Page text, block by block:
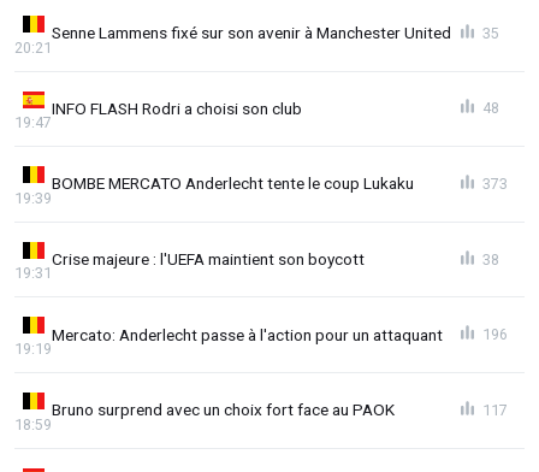
Senne Lammens fixé sur son avenir à Manchester United
20:21
35
INFO FLASH Rodri a choisi son club
19:47
48
BOMBE MERCATO Anderlecht tente le coup Lukaku
19:39
373
Crise majeure : l'UEFA maintient son boycott
19:31
38
Mercato: Anderlecht passe à l'action pour un attaquant
19:19
196
Bruno surprend avec un choix fort face au PAOK
18:59
117